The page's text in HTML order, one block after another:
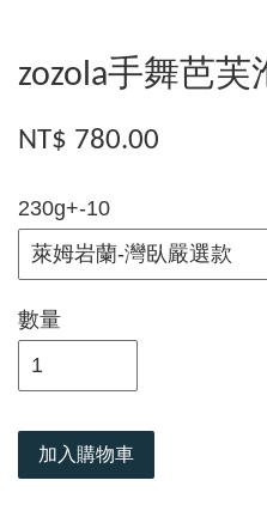
zozola手舞芭
NT$ 780.00
230g+-10
數量
加入購物車